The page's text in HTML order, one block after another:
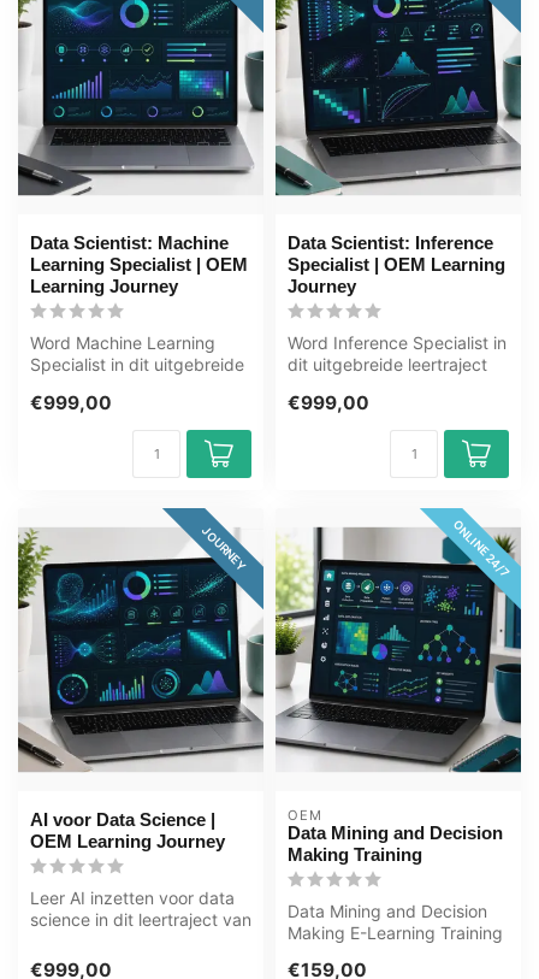
Data Scientist: Machine
Learning Specialist | OEM
Learning Journey
Word Machine Learning
Specialist in dit uitgebreide
Ma...
€999,00
Data Scientist: Inference
Specialist | OEM Learning
Journey
Word Inference Specialist in
dit uitgebreide leertraject
€999,00
JOURNEY
AI voor Data Science |
OEM Learning Journey
Leer AI inzetten voor data
science in dit leertraject van
€999,00
ONLINE 24/7
OEM
Data Mining and Decision
Making Training
Data Mining and Decision
Making E-Learning Training
€159,00